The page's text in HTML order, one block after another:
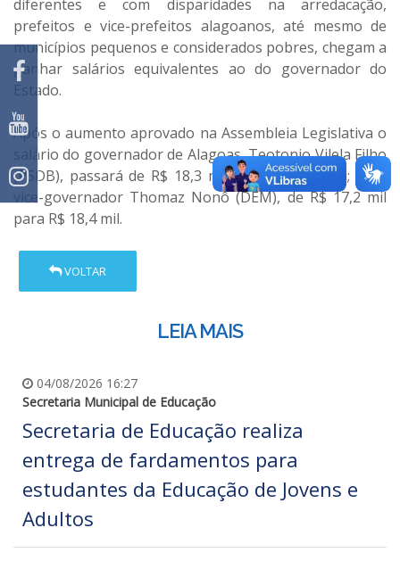
diferentes e com disparidades na arredacação,
prefeitos e vice-prefeitos alagoanos, até mesmo de
municípios pequenos e considerados pobres, chegam a
ganhar salários equivalentes ao do governador do
Estado.
Após o aumento aprovado na Assembleia Legislativa o
salário do governador de Alagoas, Teotonio Vilela Filho
(PSDB), passará de R$ 18,3 mil para R$ 19,6 mil; e do
vice-governador Thomaz Nonô (DEM), de R$ 17,2 mil
para R$ 18,4 mil.
VOLTAR
LEIA MAIS
04/08/2026 16:27
Secretaria Municipal de Educação
Secretaria de Educação realiza
entrega de fardamentos para
estudantes da Educação de Jovens e
Adultos